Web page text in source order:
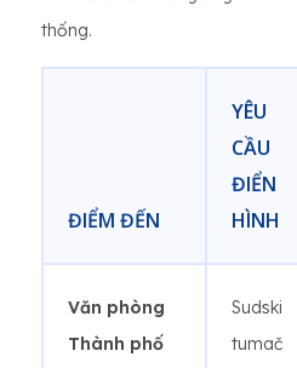
thống.
ĐIỂM ĐẾN
YÊU
CẦU
ĐIỂN
HÌNH
Văn phòng
Thành phố
Sudski
tumač